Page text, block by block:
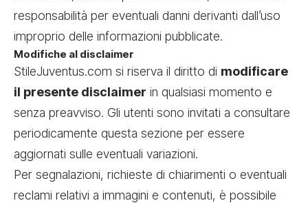
responsabilità per eventuali danni derivanti dall’uso
improprio delle informazioni pubblicate.
Modifiche al disclaimer
StileJuventus.com si riserva il diritto di modificare
il presente disclaimer in qualsiasi momento e
senza preavviso. Gli utenti sono invitati a consultare
periodicamente questa sezione per essere
aggiornati sulle eventuali variazioni.
Per segnalazioni, richieste di chiarimenti o eventuali
reclami relativi a immagini e contenuti, è possibile